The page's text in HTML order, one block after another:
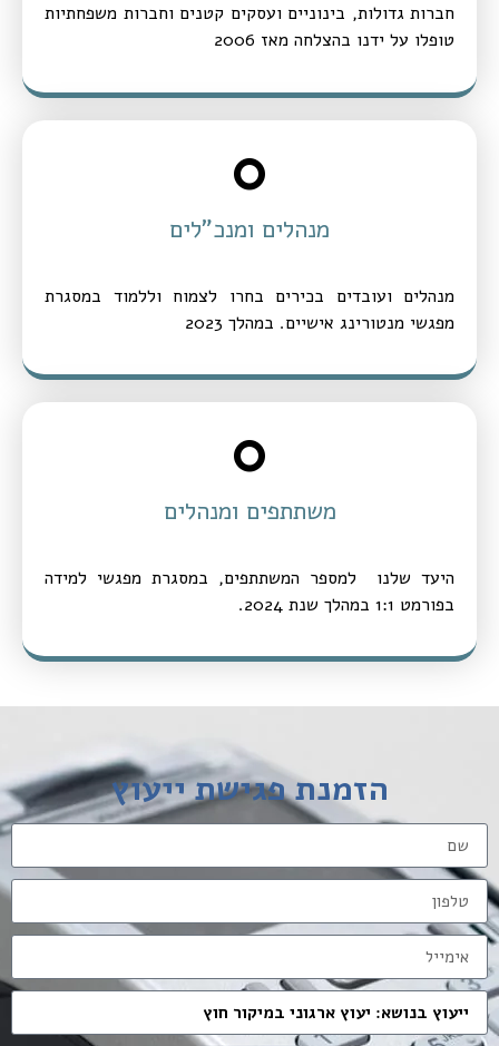
חברות גדולות, בינוניים ועסקים קטנים וחברות משפחתיות
טופלו על ידנו בהצלחה מאז 2006
מנהלים ומנכ"לים
0
מנהלים ועובדים בכירים בחרו לצמוח וללמוד במסגרת
מפגשי מנטורינג אישיים. במהלך 2023
משתתפים ומנהלים
0
היעד שלנו למספר המשתתפים, במסגרת מפגשי למידה
בפורמט 1:1 במהלך שנת 2024.
הזמנת פגישת ייעוץ